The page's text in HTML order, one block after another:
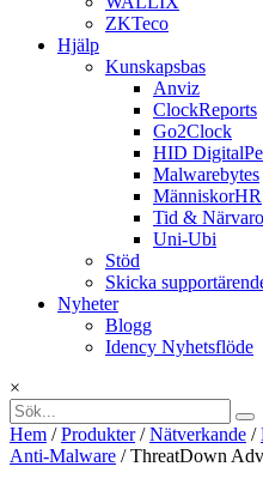
ZKTeco
Hjälp
Kunskapsbas
Anviz
ClockReports
Go2Clock
HID
Malwarebytes
MänniskorHR
Tid & Närvaro
Uni-Ubi
Stöd
Skicka
Nyheter
Blogg
Idency Nyhetsflöde
×
Hem /Produkter/Nätverkande /
Anti-Malware / ThreatDown